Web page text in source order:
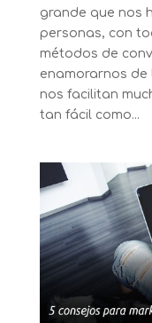
grande que nos
personas, con
métodos de
enamorarnos de
nos facilitan
tan fácil como...